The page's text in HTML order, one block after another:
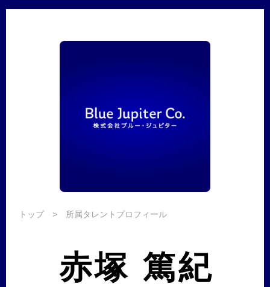
トップ> 所属タレントプロフィール
赤塚 篤紀